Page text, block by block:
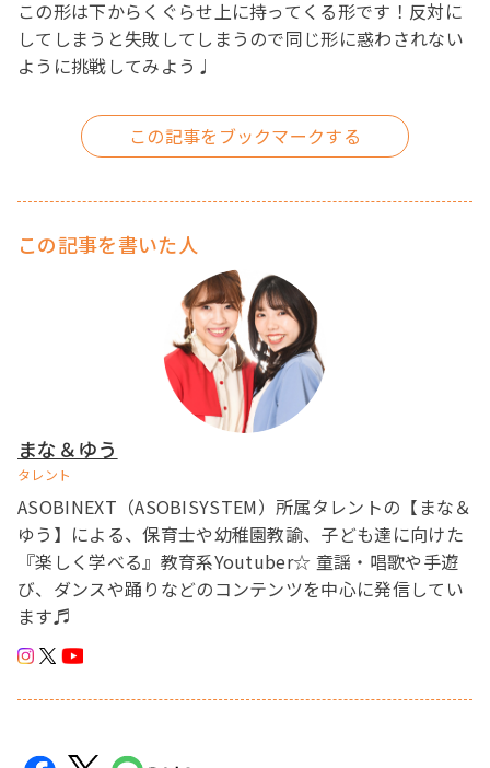
この形は下からくぐらせ上に持ってくる形です！反対に
してしまうと失敗してしまうので同じ形に惑わされない
ように挑戦してみよう♩
この記事を書いた人
まな＆ゆう
タレント
ASOBINEXT（ASOBISYSTEM）所属タレントの【まな＆
ゆう】による、保育士や幼稚園教諭、子ども達に向けた
『楽しく学べる』教育系Youtuber☆ 童謡・唱歌や手遊
び、ダンスや踊りなどのコンテンツを中心に発信してい
ます♬